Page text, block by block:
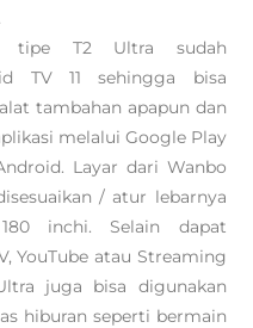
tipe T2 Ultra sudah
TV 11 sehingga bisa
tambahan apapun dan
melalui Google Play
Layar dari Wanbo
/ atur lebarnya
inchi. Selain dapat
YouTube atau Streaming
juga bisa digunakan
hiburan seperti bermain